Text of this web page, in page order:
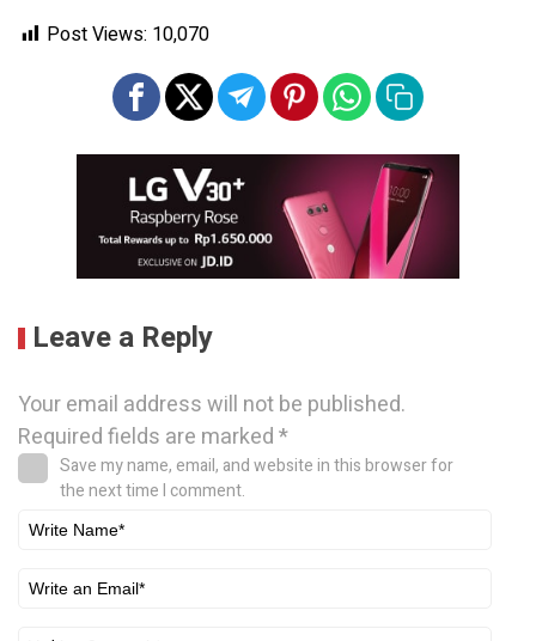
Post Views: 10,070
Leave a Reply
Your email address will not be published.
Required fields are marked*
Save my name, email, and website in this browser for
the next time I comment.